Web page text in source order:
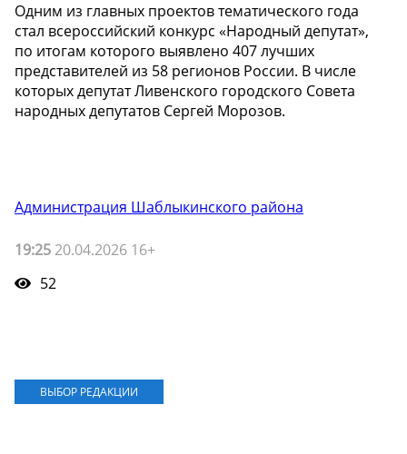
Одним из главных проектов тематического года
стал всероссийский конкурс «Народный депутат»,
по итогам которого выявлено 407 лучших
представителей из 58 регионов России. В числе
которых депутат Ливенского городского Совета
народных депутатов Сергей Морозов.
Администрация Шаблыкинского района
19:25 20.04.2026 16+
52
ВЫБОР РЕДАКЦИИ